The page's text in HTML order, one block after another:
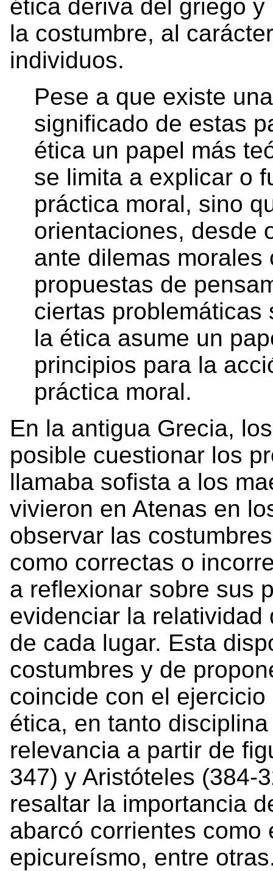
ética deriva del griego
la costumbre, al
individuos.
Pese a que existe
significado de estas
ética un papel más
se limita a explicar o
práctica moral, sino
orientaciones, desde
ante dilemas
propuestas de
ciertas problemáticas
la ética asume un
principios para la
práctica moral.
En la antigua Grecia,
posible cuestionar los
llamaba sofista a los
vivieron en Atenas en
observar las
como correctas o
a reflexionar sobre sus
evidenciar la
de cada lugar. Esta
costumbres y de
coincide con el
ética, en tanto
relevancia a partir de
347) y Aristóteles (384-
resaltar la importancia
abarcó corrientes como
epicureísmo, entre